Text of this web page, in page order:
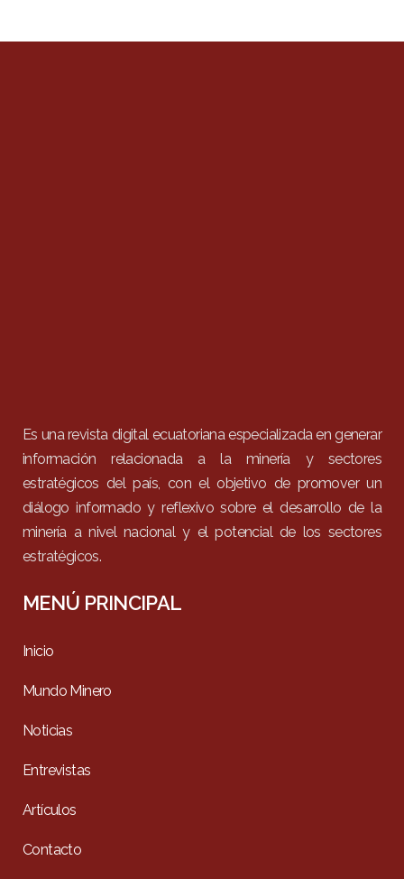
Es una revista digital ecuatoriana especializada en generar
información relacionada a la minería y sectores
estratégicos del país, con el objetivo de promover un
diálogo informado y reflexivo sobre el desarrollo de la
minería a nivel nacional y el potencial de los sectores
estratégicos.
MENÚ PRINCIPAL
Inicio
Mundo Minero
Noticias
Entrevistas
Artículos
Contacto